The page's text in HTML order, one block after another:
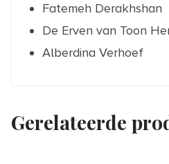
Fatemeh Derakhshan
De Erven van Toon
Alberdina Verhoef
Gerelateerde